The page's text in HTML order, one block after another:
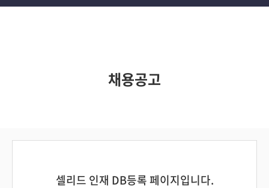
채용공고
셀리드 인재 DB등록 페이지입니다.